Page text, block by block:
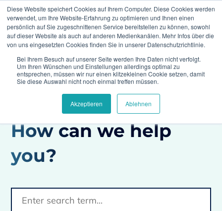
Diese Website speichert Cookies auf Ihrem Computer. Diese Cookies werden
verwendet, um Ihre Website-Erfahrung zu optimieren und Ihnen einen
persönlich auf Sie zugeschnittenen Service bereitstellen zu können, sowohl
auf dieser Website als auch auf anderen Medienkanälen. Mehr Infos über die
von uns eingesetzten Cookies finden Sie in unserer Datenschutzrichtlinie.
Bei Ihrem Besuch auf unserer Seite werden Ihre Daten nicht verfolgt.
Um Ihren Wünschen und Einstellungen allerdings optimal zu
entsprechen, müssen wir nur einen klitzekleinen Cookie setzen, damit
Sie diese Auswahl nicht noch einmal treffen müssen.
Akzeptieren Ablehnen
Home FAQs
What support does Climedo
provide for onboarding?
How can we help
you?